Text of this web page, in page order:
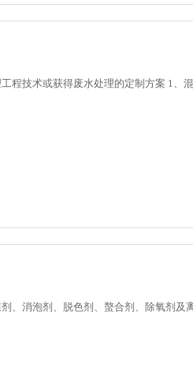
程技术或获得废水处理的定制方案 1、
、消泡剂、脱色剂、螯合剂、除氧剂